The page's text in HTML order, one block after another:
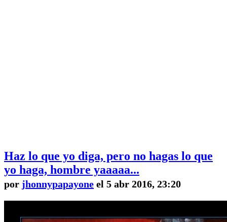
Haz lo que yo diga, pero no hagas lo que
yo haga, hombre yaaaaa...
por jhonnypapayone el 5 abr 2016, 23:20